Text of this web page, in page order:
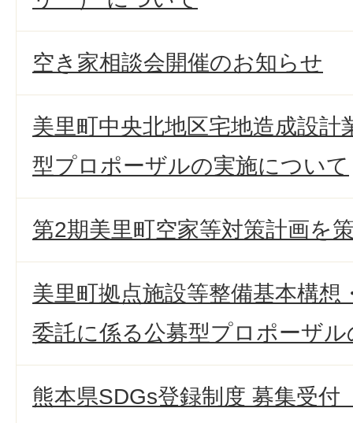
空き家相談会開催のお知らせ
美里町中央北地区宅地造成設計
型プロポーザルの実施について
第2期美里町空家等対策計画を
美里町拠点施設等整備基本構想
委託に係る公募型プロポーザ
熊本県SDGs登録制度 募集受付